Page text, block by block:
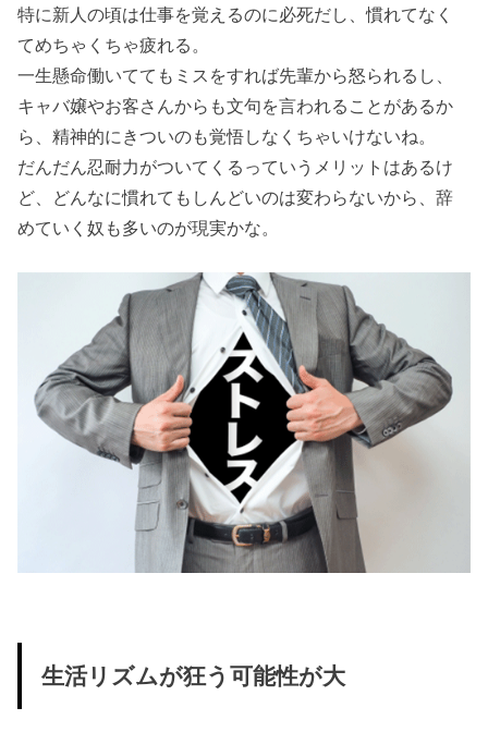
特に新人の頃は仕事を覚えるのに必死だし、慣れてなく
てめちゃくちゃ疲れる。
一生懸命働いててもミスをすれば先輩から怒られるし、
キャバ嬢やお客さんからも文句を言われることがあるか
ら、精神的にきついのも覚悟しなくちゃいけないね。
だんだん忍耐力がついてくるっていうメリットはあるけ
ど、どんなに慣れてもしんどいのは変わらないから、辞
めていく奴も多いのが現実かな。
生活リズムが狂う可能性が大